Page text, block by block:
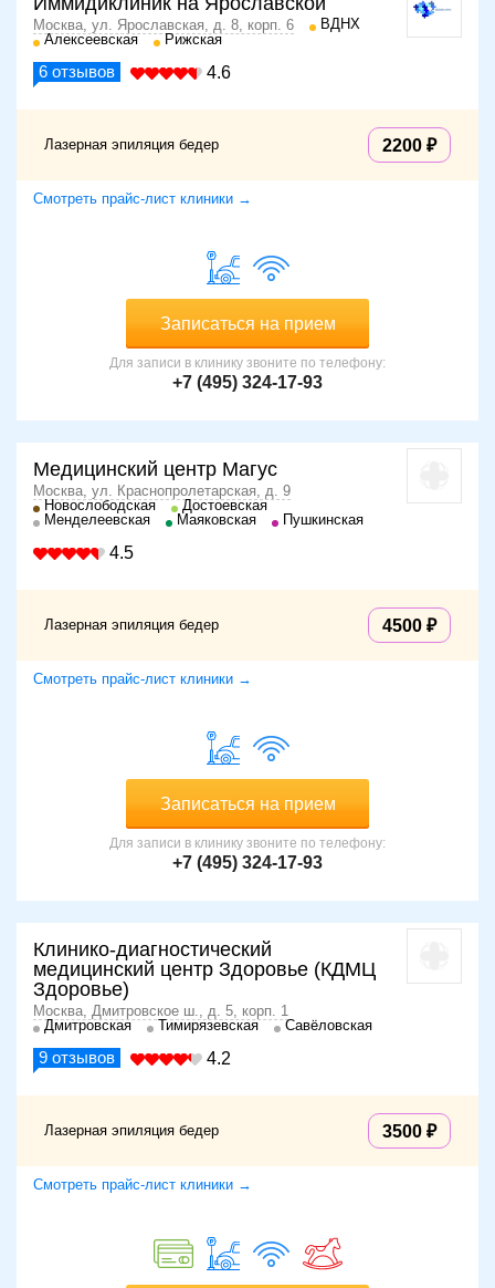
Москва, ул. Ярославская, д. 8, корп. 6
ВДНХ
Алексеевская
Рижская
6 отзывов 4.6
Лазерная эпиляция бедер 2200
Смотреть прайс-лист клиники →
Записаться на прием
Для записи в клинику звоните по телефону:
+7 (495) 324-17-93
Медицинский центр Магус
Москва, ул. Краснопролетарская, д. 9
Новослободская
Достоевская
Менделеевская
Маяковская Пушкинская
4.5
Лазерная эпиляция бедер 4500
Смотреть прайс-лист клиники →
Записаться на прием
Для записи в клинику звоните по телефону:
+7 (495) 324-17-93
Клинико-диагностический
медицинский центр Здоровье (КДМЦ
Здоровье)
Москва, Дмитровское ш., д. 5, корп. 1
Дмитровская
Тимирязевская Савёловская
9 отзывов 4.2
Лазерная эпиляция бедер 3500
Смотреть прайс-лист клиники →